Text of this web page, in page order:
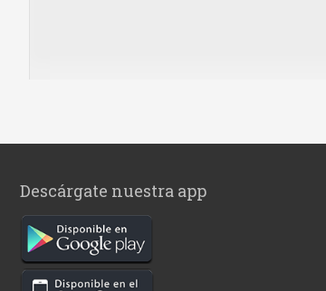
Descárgate nuestra app